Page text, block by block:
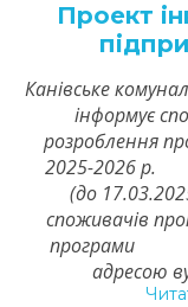
Проект
Канівське
інформує
розроблення
2025-2026 р.
(до
споживачів
адресою